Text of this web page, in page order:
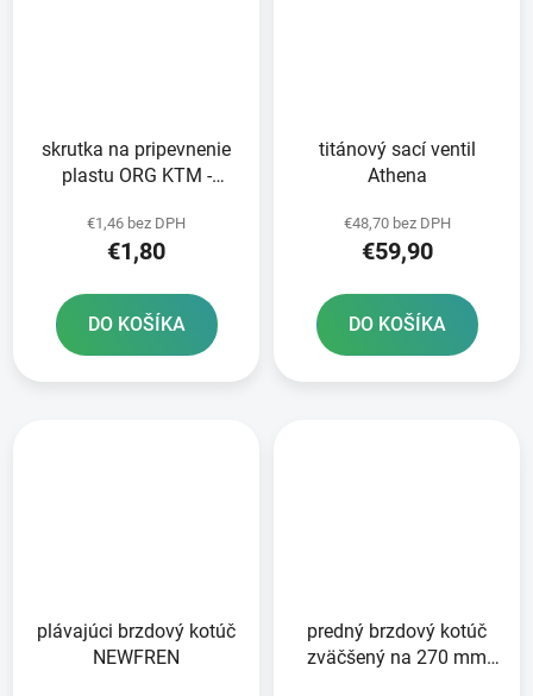
skrutka na pripevnenie
plastu ORG KTM -
€1,46 bez DPH
€1,80
DO KOŠÍKA
titánový sací ventil
Athena
€48,70 bez DPH
€59,90
DO KOŠÍKA
plávajúci brzdový kotúč
NEWFREN
predný brzdový kotúč
zväčšený na 270 mm